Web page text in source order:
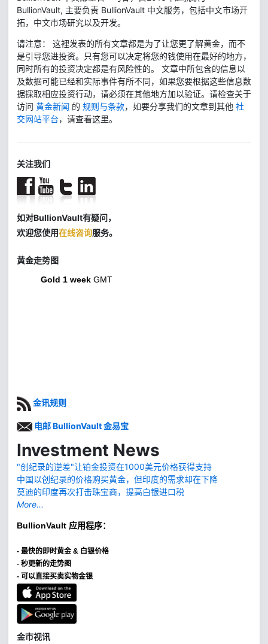
BullionVault, 主要负责 BullionVault 中文服务，包括中文市场开
拓，中文市场研究以及开发。
请注意： 这裡发表的所有文章都是为了让您更了解黄金，而不
是引导您进投资。只有您可以决定将您的钱使用在最好的地方，
同时所有的投资决定都是有风险性的。 文章中所包含的信息以
及数据可能已经和实际事件有所不同，如果您要根据这些信息数
据採取相应投资行动，请必须在其他地方加以验证。请检查关于
访问 黄金新闻 的 规则与条款，如要分享我们的文章到其他 社
交网站平台，请查看这里。
关注我们
如对BullionVault有疑问，
欢迎您使用在线咨询服务。
黄金走势图
Gold 1 week GMT
金讯规则
电邮 BullionVault 金易宝
Investment News
"创纪录的逆差"让铂金投资在1000美元价格获得支持
中国以创纪录的价格购买黄金，但印度的需求却在下降
莫迪的印度再次打击珠宝商，提高白银进口税
More...
BullionVault 应用程序：
- 最快的即时黄金 & 白银价格
- 秒更新的走势图
- 可以直接买卖实物金银
金市视讯